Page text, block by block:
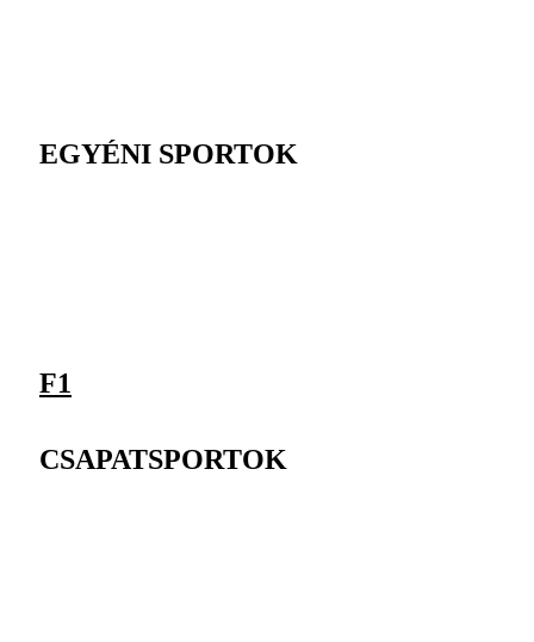
EGYÉNI SPORTOK
F1
CSAPATSPORTOK